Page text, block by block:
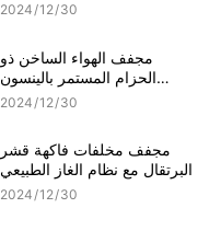
2024 12 30
مجفف الهواء الساخن ذو
الحزام المستمر بالينسون
النجمي
2024 12 30
مجفف مخلفات فاكهة قشر
البرتقال مع نظام الغاز الطبيعي
2024 12 30